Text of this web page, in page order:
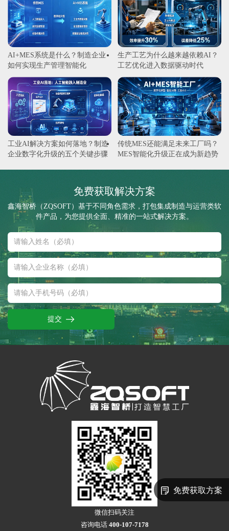
AI+MES系统是什么？制造企业
如何实现生产管理智能化
生产工艺为什么越来越依赖AI？
工艺优化进入数据驱动时代
工业AI解决方案如何落地？制造
企业数字化升级的五个关键步骤
传统MES还能满足未来工厂吗？
MES智能化升级正在成为新趋势
免费获取解决方案
鑫海智桥（ZQSOFT）基于不同角色需求，打包集成制造与运营类软
件产品，为您提供全面、精准的一站式解决方案。
提交
微信扫码关注
咨询电话 400-107-7178
免费获取方案